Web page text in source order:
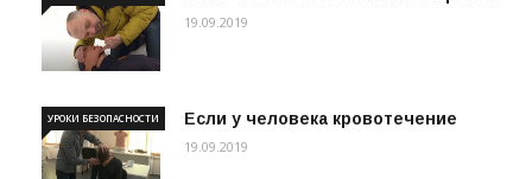
19.09.2019
Если у человека кровотечение
УРОКИ БЕЗОПАСНОСТИ
19.09.2019